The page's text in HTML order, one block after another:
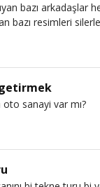
bazı arkadaşlar
bazı resimleri
oto sanayi var mı?